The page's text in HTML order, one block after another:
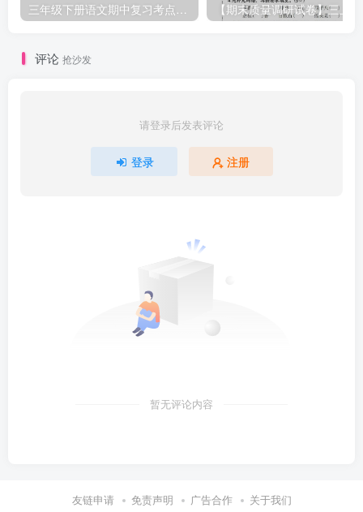
三年级下册语文期中复习考点归纳 【期末质量调研试卷】三上
评论 抢沙发
请登录后发表评论
登录 注册
暂无评论内容
友链申请 免责声明 广告合作 关于我们